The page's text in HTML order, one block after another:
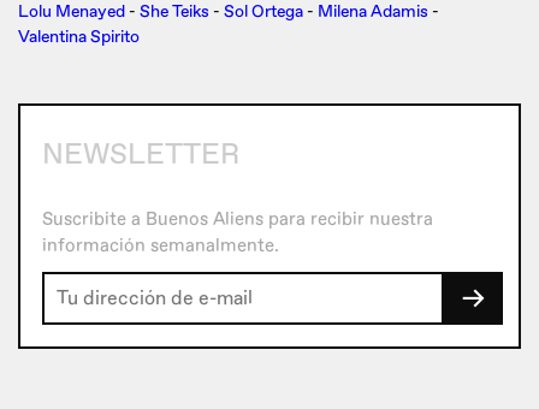
Lolu Menayed - She Teiks - Sol Ortega - Milena Adamis -
Valentina Spirito
NEWSLETTER
Suscribite a Buenos Aliens para recibir nuestra
información semanalmente.
→